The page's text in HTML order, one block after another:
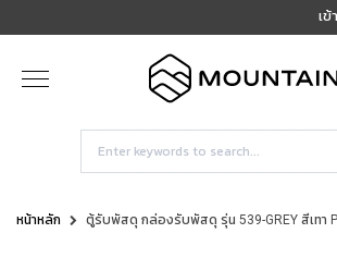
เข้
หน้าหลัก ตู้รับพัสดุ กล่องรับพัสดุ รุ่น 539-GREY สีเทา